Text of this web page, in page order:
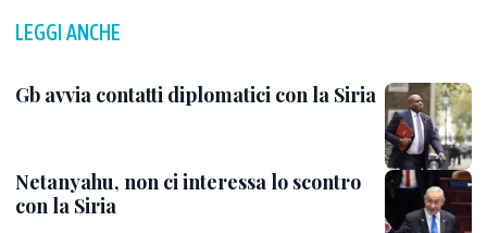
LEGGI ANCHE
Gb avvia contatti diplomatici con la Siria
Netanyahu, non ci interessa lo scontro
con la Siria